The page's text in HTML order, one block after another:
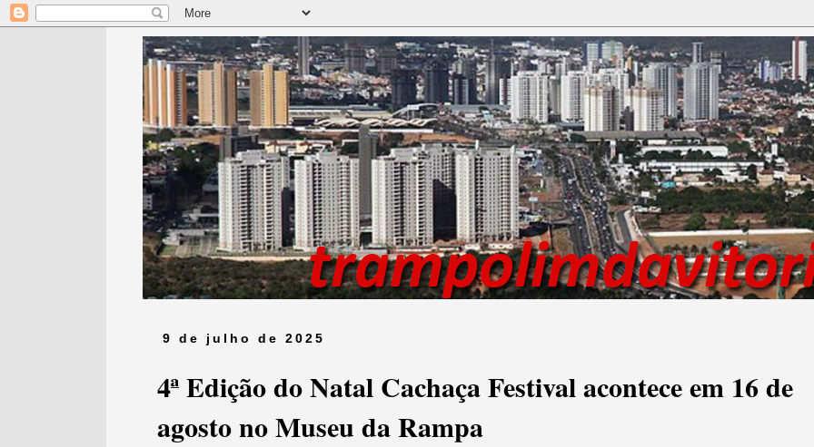
9 de julho de 2025
4ª Edição do Natal Cachaça Festival acontece em 16 de
agosto no Museu da Rampa